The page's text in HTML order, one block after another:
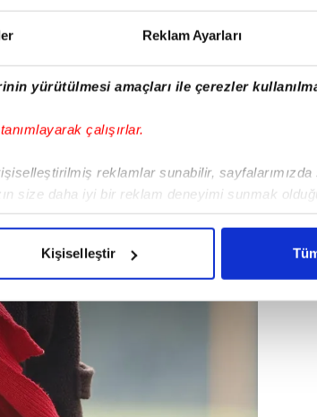
Reklam Ayarları
yürütülmesi amaçları ile çerezler
çalışırlar.
reklamlar sunabilir,
size daha iyi bir reklam deneyimi sunmak
gösterdiğimizi ve bu noktada, reklamların
takdirde, kullanıcılara hedefli reklamlar
Sitemizde kendimize ve üçüncü kişilere ait
olup gerekli olan çerezler bilgi toplumu
daha işlevsel kılınması ve kişiselleştirilmesi ve
sınırlı olarak açık rızanız dahilinde
Kişiselleştir